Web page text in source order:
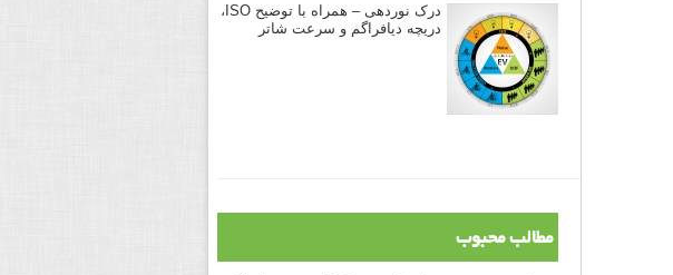
درک نوردهی – همراه با توضیح ISO،
دریچه دیافراگم و سرعت شاتر
مطالب محبوب